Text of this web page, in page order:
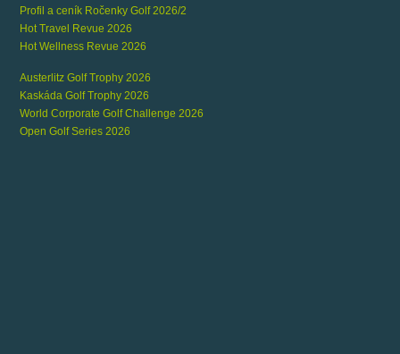
Profil a ceník Ročenky Golf 2026/2
Hot Travel Revue 2026
Hot Wellness Revue 2026
Austerlitz Golf Trophy 2026
Kaskáda Golf Trophy 2026
World Corporate Golf Challenge 2026
Open Golf Series 2026